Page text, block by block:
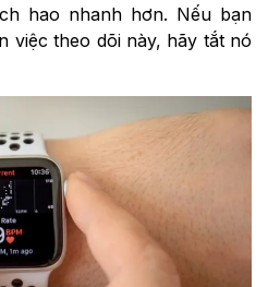
hao nhanh hơn. Nếu bạn
việc theo dõi này, hãy tắt nó